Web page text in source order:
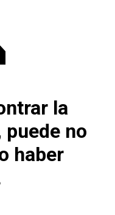
la
no
haber